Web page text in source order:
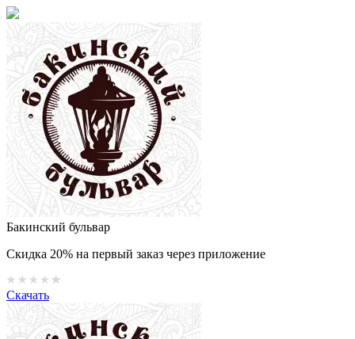
Бакинский бульвар
Скидка 20% на первый заказ через приложение
Скачать